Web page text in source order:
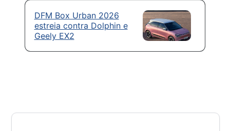
DFM Box Urban 2026
estreia contra Dolphin e
Geely EX2